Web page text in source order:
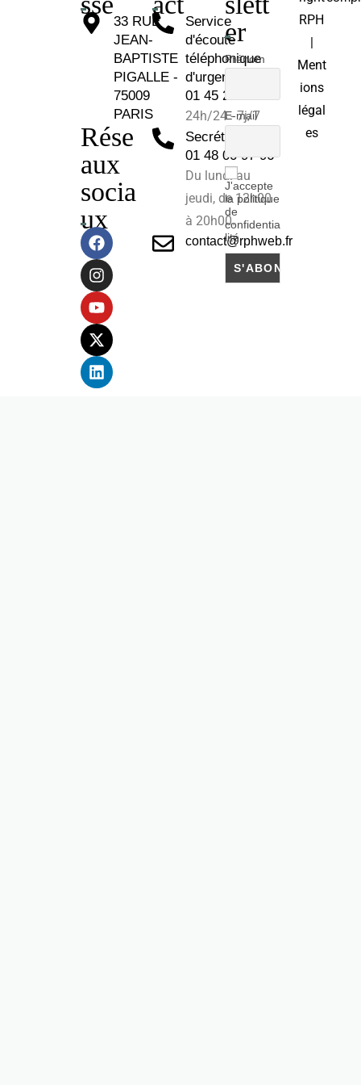
33 RUE
JEAN-
BAPTISTE
PIGALLE -
75009
PARIS
Rése
aux
socia
ux
Service
d'écoute
téléphonique
d'urgence :
01 45 26 81 30
24h/24 - 7j/7
Secrétariat :
01 48 00 97 96
Du lundi au
jeudi, de 12h00
à 20h00.
contact@rphweb.fr
er
Prénom
E-mail
J'accepte
la politique
de
confidentia
lité
RPH
|
Ment
ions
légal
es